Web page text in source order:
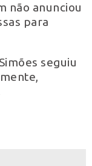
não anunciou
para
seguiu